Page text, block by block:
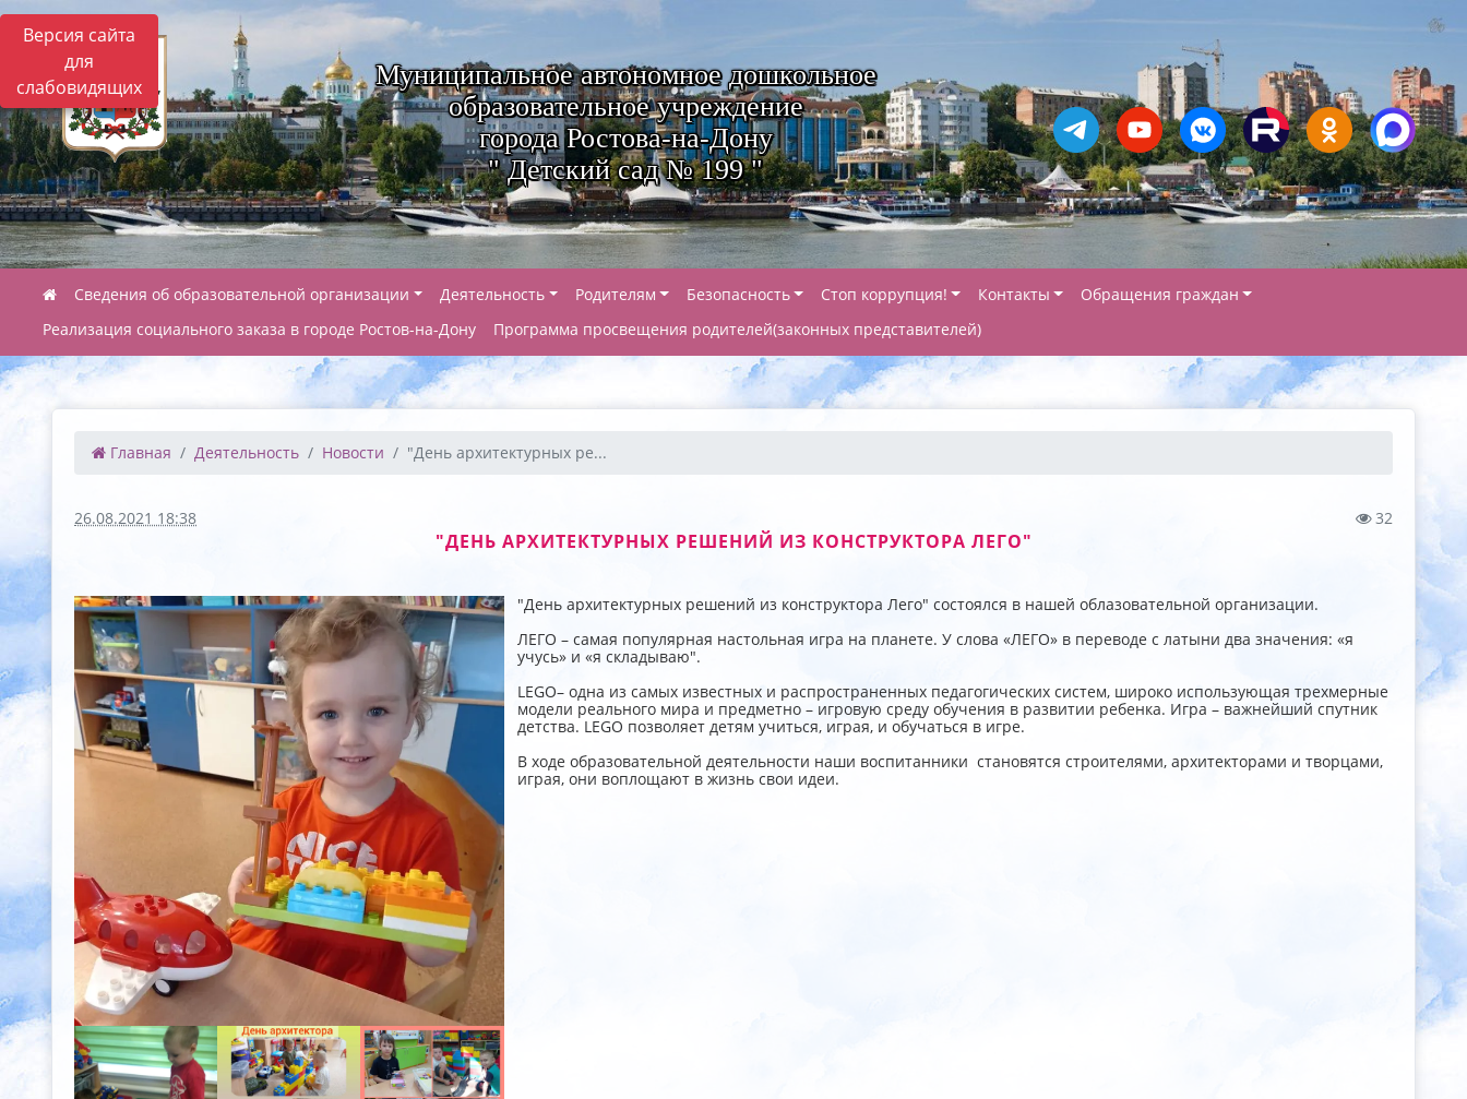
Версия сайта
для
слабовидящих
Муниципальное автономное дошкольное
образовательное учреждение
города Ростова-на-Дону
" Детский сад № 199 "
Сведения об образовательной организации Деятельность Родителям Безопасность Стоп коррупция! Контакты
Обращения граждан
Реализация социального заказа в городе Ростов-на-Дону
Программа просвещения родителей(законных представителей)
Главная Деятельность Новости "День архитектурных ре...
26.08.2021 18:38 32
"ДЕНЬ АРХИТЕКТУРНЫХ РЕШЕНИЙ ИЗ КОНСТРУКТОРА ЛЕГО"
"День архитектурных решений из конструктора Лего" состоялся в нашей облазовательной организации.
ЛЕГО – самая популярная настольная игра на планете. У слова «ЛЕГО» в переводе с латыни два значения: «я
учусь» и «я складываю".
LEGO– одна из самых известных и распространенных педагогических систем, широко использующая трехмерные
модели реального мира и предметно – игровую среду обучения в развитии ребенка. Игра – важнейший спутник
детства. LEGO позволяет детям учиться, играя, и обучаться в игре.
В ходе образовательной деятельности наши воспитанники становятся строителями, архитекторами и творцами,
играя, они воплощают в жизнь свои идеи.